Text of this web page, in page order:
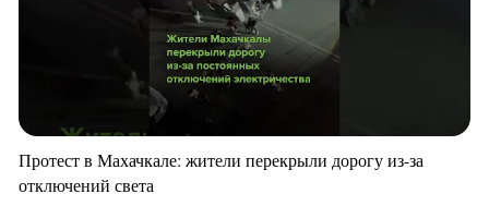
Протест в Махачкале: жители перекрыли дорогу из-за
отключений света